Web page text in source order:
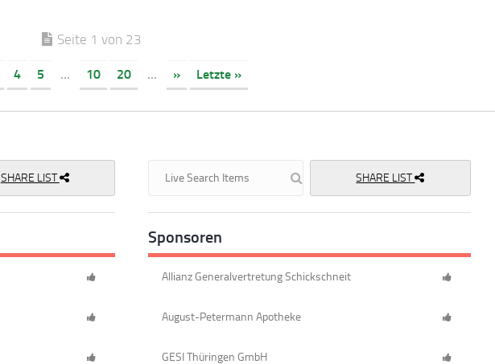
Seite 1 von 23
4 5 ... 10 20 ... » Letzte »
SHARE LIST SHARE LIST
Sponsoren
Allianz Generalvertretung Schickschneit
August-Petermann Apotheke
GESI Thüringen GmbH